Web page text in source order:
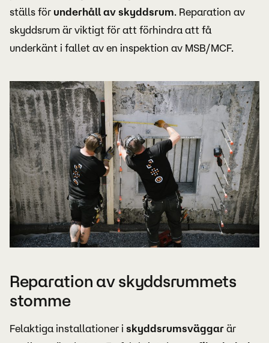
ställs för underhåll av skyddsrum. Reparation av
skyddsrum är viktigt för att förhindra att få
underkänt i fallet av en inspektion av MSB/MCF.
Reparation av skyddsrummets
stomme
Felaktiga installationer i skyddsrumsväggar är